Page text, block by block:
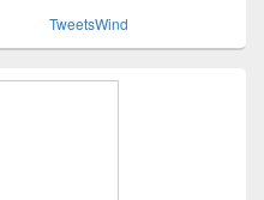
TweetsWind